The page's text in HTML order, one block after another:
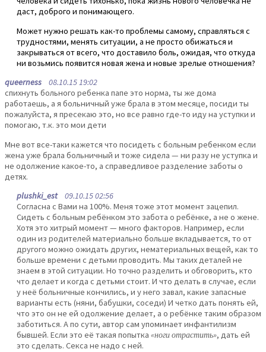
даст, доброго и понимающего.
Может нужно решать как-то проблемы самому, справляться с
трудностями, менять ситуации, а не просто обижаться и
закрываться от всего, что доставило боль, ожидая, что откуда
ни возьмись появится новая жена и новые зрелые отношения?
queerness 08.10.15 19:02
спихнуть больного ребенка папе это норма, ты же дома
работаешь, а я больничный уже брала в этом месяце, посиди ты
пожалуйста, я пресекаю это, но все равно где-то иду на уступки и
помогаю, т.к. это мои дети
Мне вот все-таки кажется что посидеть с больным ребенком если
жена уже брала больничный и тоже сидела — ни разу не уступка и
не одолжение какое-то, а справедливое разделение заботы о
детях.
plushki_est09.10.15 02:56
Согласна с Вами на 100%. Меня тоже этот момент зацепил.
Сидеть с больным ребёнком это забота о ребёнке, а не о жене.
Хотя это хитрый момент — много факторов. Например, если
один из родителей материально больше вкладывается, то от
другого можно ожидать других, нематериальных вещей, как то
больше времени с детьми проводить. Мы таких деталей не
знаем в этой ситуации. Но точно разделить и обговорить, кто
что делает и когда с детьми стоит. И что делать в случае, если
у неё больничные кончились, и у него завал, какие запасные
варианты есть (няни, бабушки, соседи) И четко дать понять ей,
что это он не ей одолжение делает, а о ребёнке таким образом
заботиться. А по сути, автор сам упоминает инфантилизм
бывшей. Если это её такая попытка «ноги отрастить», дать ей
это сделать. Секса не надо с ней.